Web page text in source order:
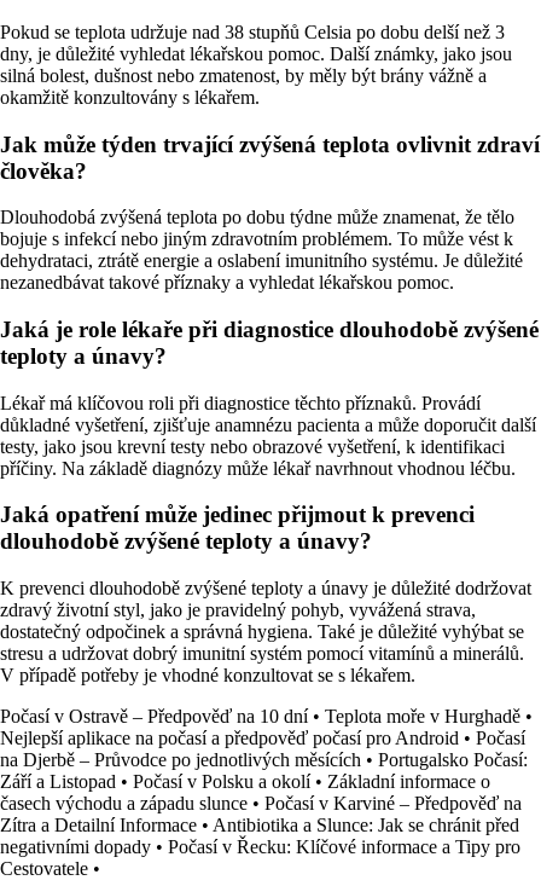
Pokud se teplota udržuje nad 38 stupňů Celsia po dobu delší než 3
dny, je důležité vyhledat lékařskou pomoc. Další známky, jako jsou
silná bolest, dušnost nebo zmatenost, by měly být brány vážně a
okamžitě konzultovány s lékařem.
Jak může týden trvající zvýšená teplota ovlivnit zdraví
člověka?
Dlouhodobá zvýšená teplota po dobu týdne může znamenat, že tělo
bojuje s infekcí nebo jiným zdravotním problémem. To může vést k
dehydrataci, ztrátě energie a oslabení imunitního systému. Je důležité
nezanedbávat takové příznaky a vyhledat lékařskou pomoc.
Jaká je role lékaře při diagnostice dlouhodobě zvýšené
teploty a únavy?
Lékař má klíčovou roli při diagnostice těchto příznaků. Provádí
důkladné vyšetření, zjišťuje anamnézu pacienta a může doporučit další
testy, jako jsou krevní testy nebo obrazové vyšetření, k identifikaci
příčiny. Na základě diagnózy může lékař navrhnout vhodnou léčbu.
Jaká opatření může jedinec přijmout k prevenci
dlouhodobě zvýšené teploty a únavy?
K prevenci dlouhodobě zvýšené teploty a únavy je důležité dodržovat
zdravý životní styl, jako je pravidelný pohyb, vyvážená strava,
dostatečný odpočinek a správná hygiena. Také je důležité vyhýbat se
stresu a udržovat dobrý imunitní systém pomocí vitamínů a minerálů.
V případě potřeby je vhodné konzultovat se s lékařem.
Počasí v Ostravě – Předpověď na 10 dní• Teplota moře v Hurghadě •
Nejlepší aplikace na počasí a předpověď počasí pro Android • Počasí
na Djerbě – Průvodce po jednotlivých měsících • Portugalsko Počasí:
Září a Listopad • Počasí v Polsku a okolí• Základní informace o
časech východu a západu slunce • Počasí v Karviné – Předpověď na
Zítra a Detailní Informace • Antibiotika a Slunce: Jak se chránit před
negativními dopady • Počasí v Řecku: Klíčové informace a Tipy pro
Cestovatele •